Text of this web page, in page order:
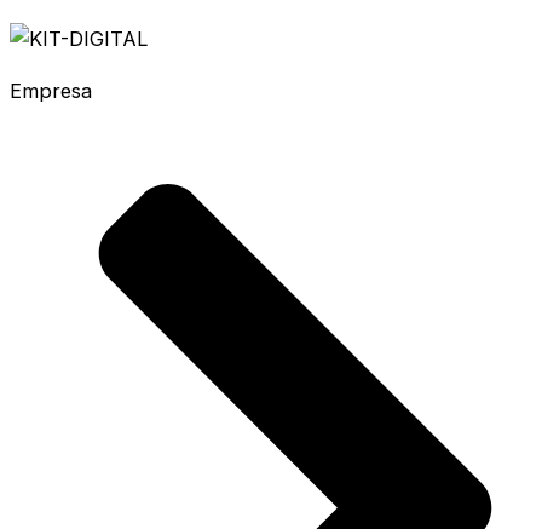
Empresa